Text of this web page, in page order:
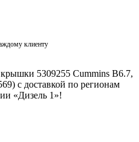
клиенту
5309255 Cummins B6.7,
с доставкой по регионам
«Дизель 1»!